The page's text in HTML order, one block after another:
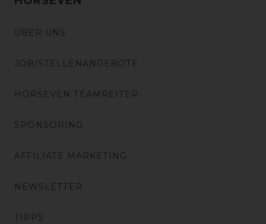
ÜBER UNS
JOB/STELLENANGEBOTE
HORSEVEN TEAMREITER
SPONSORING
AFFILIATE MARKETING
NEWSLETTER
TIPPS